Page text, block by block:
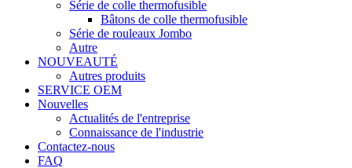
Série de colle thermofusible
Bâtons de colle thermofusible
Série de rouleaux Jombo
Autre
NOUVEAUTÉ
Autres produits
SERVICE OEM
Nouvelles
Actualités de l'entreprise
Connaissance de l'industrie
Contactez-nous
FAQ